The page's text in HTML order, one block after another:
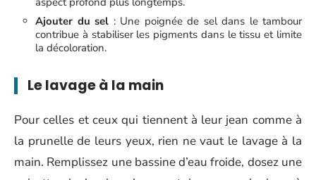
Ajouter du sel : Une poignée de sel dans le tambour
contribue à stabiliser les pigments dans le tissu et limite
la décoloration.
Le lavage à la main
Pour celles et ceux qui tiennent à leur jean comme à
la prunelle de leurs yeux, rien ne vaut le lavage à la
main. Remplissez une bassine d’eau froide, dosez une